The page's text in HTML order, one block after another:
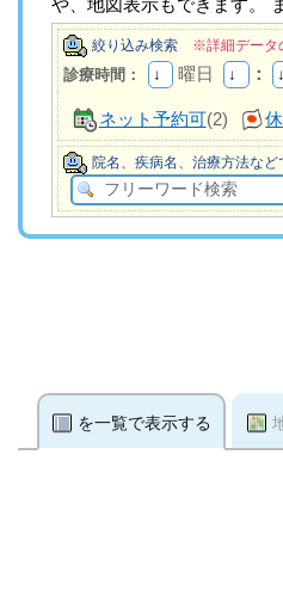
や、地図表示もできます。
絞り込み検索 ※詳細データ
診療時間： 曜日 ：
ネット予約可(2)
院名、疾病名、治療方法な
を一覧で表示する